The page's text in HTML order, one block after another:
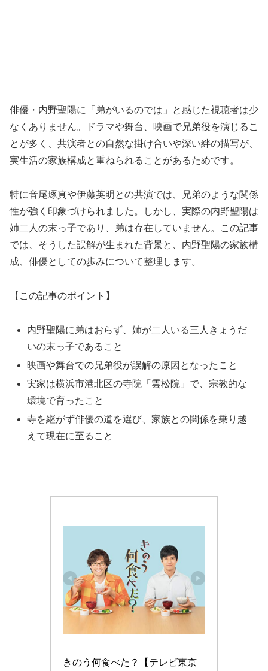
俳優・内野聖陽に「弟がいるのでは」と感じた視聴者は少
なくありません。ドラマや舞台、映画で兄弟役を演じるこ
とが多く、共演者との自然な掛け合いや深い絆の描写が、
実生活の家族構成と重ねられることがあるためです。
特に音尾琢真や伊藤英明との共演では、兄弟のような関係
性が強く印象づけられました。しかし、実際の内野聖陽は
姉二人の末っ子であり、弟は存在していません。この記事
では、そうした誤解が生まれた背景と、内野聖陽の家族構
成、俳優としての歩みについて整理します。
【この記事のポイント】
内野聖陽に弟はおらず、姉が二人いる三人きょうだ
いの末っ子であること
映画や舞台での兄弟役が誤解の原因となったこと
実家は横浜市港北区の寺院「雲松院」で、宗教的な
環境で育ったこと
寺を継がず俳優の道を選び、家族との関係を乗り越
えて現在に至ること
きのう何食べた？【テレビ東京